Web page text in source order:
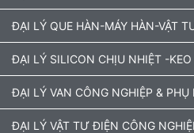
ĐẠI LÝ QUE HÀN-MÁY HÀN-VẬT
ĐẠI LÝ SILICON CHỊU NHIỆT -
ĐẠI LÝ VAN CÔNG NGHIỆP &
ĐẠI LÝ VẬT TƯ ĐIỆN CÔNG